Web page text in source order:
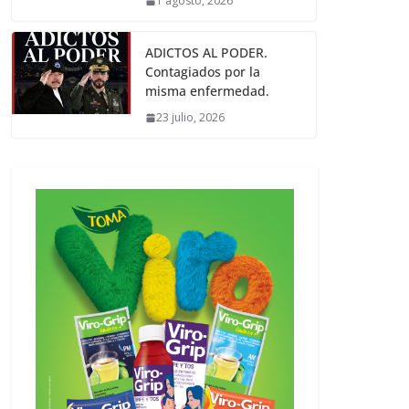
ADICTOS AL PODER.
Contagiados por la
misma enfermedad.
23 julio, 2026